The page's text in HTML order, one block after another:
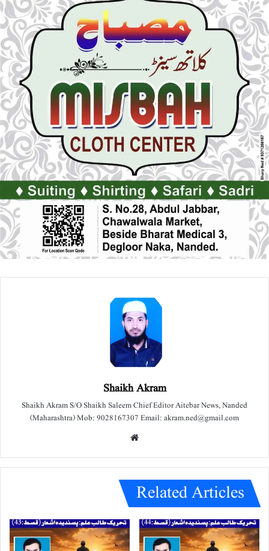
Shaikh Akram
Shaikh Akram S/O Shaikh Saleem Chief Editor Aitebar News, Nanded
(Maharashtra) Mob: 9028167307 Email: akram.ned@gmail.com
e
Related Articles